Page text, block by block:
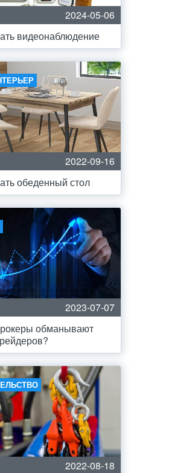
2024-05-06
видеонаблюдение
2022-09-16
обеденный стол
2023-07-07
обманывают
2022-08-18